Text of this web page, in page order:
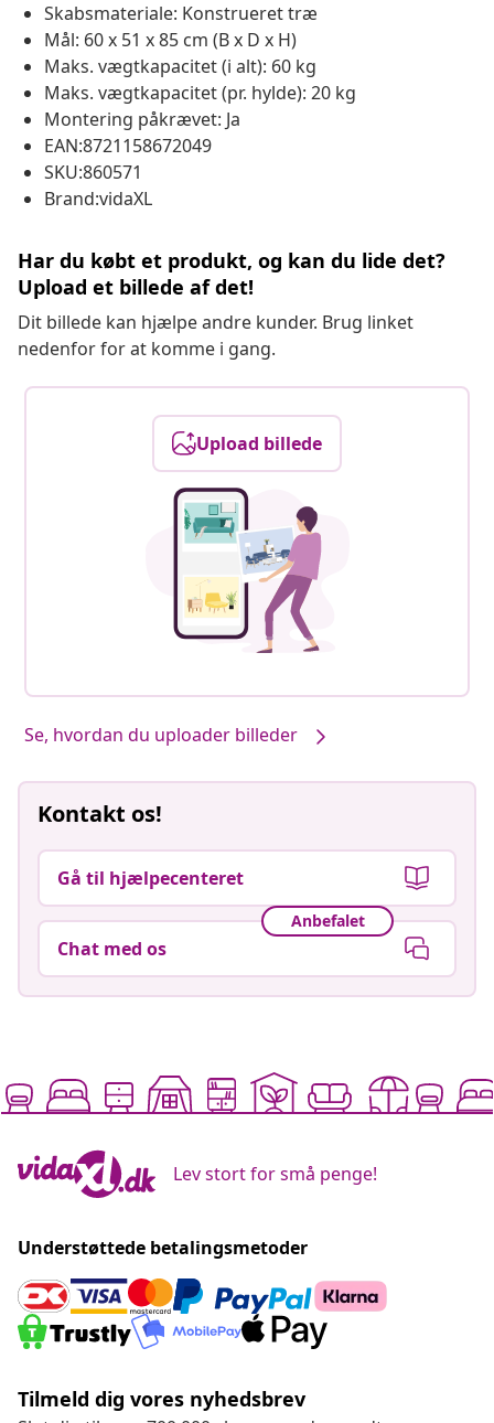
Skabsmateriale: Konstrueret træ
Mål: 60 x 51 x 85 cm (B x D x H)
Maks. vægtkapacitet (i alt): 60 kg
Maks. vægtkapacitet (pr. hylde): 20 kg
Montering påkrævet: Ja
EAN:8721158672049
SKU:860571
Brand:vidaXL
Har du købt et produkt, og kan du lide det?
Upload et billede af det!
Dit billede kan hjælpe andre kunder. Brug linket
nedenfor for at komme i gang.
Upload billede
Se, hvordan du uploader billeder
Kontakt os!
Gå til hjælpecenteret
Anbefalet
Chat med os
Lev stort for små penge!
Understøttede betalingsmetoder
Tilmeld dig vores nyhedsbrev